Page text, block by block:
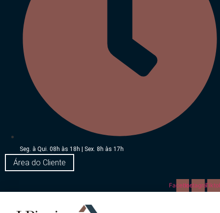
Seg. à Qui. 08h às 18h | Sex. 8h às 17h
Área do Cliente
FacebookInstagram